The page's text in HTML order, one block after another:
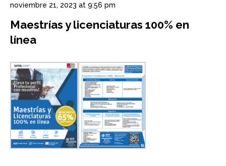
noviembre 21, 2023 at 9:56 pm
Maestrías y licenciaturas 100% en
línea